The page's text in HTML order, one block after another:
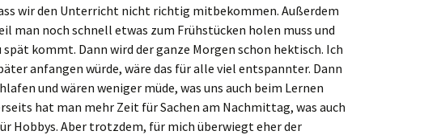
Willich
Xanten
wir den Unterricht nicht richtig mitbekommen. Außerdem
man noch schnell etwas zum Frühstücken holen muss und
spät kommt. Dann wird der ganze Morgen schon hektisch. Ich
anfangen würde, wäre das für alle viel entspannter. Dann
und wären weniger müde, was uns auch beim Lernen
hat man mehr Zeit für Sachen am Nachmittag, was auch
Hobbys. Aber trotzdem, für mich überwiegt eher der